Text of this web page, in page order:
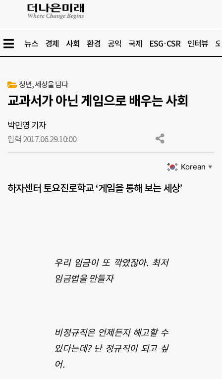
뉴스 경제 사회 환경 공익 국제 ESG·CSR 인터뷰
청년, 세상을 담다
교과서가 아닌 게임으로 배우는 사회
박민영 기자
입력 2017.06.29.10:00
Korean ▼
하자센터 토요진로학교 ‘게임을 통해 보는 세상’
우리 임금이 또 깍였잖아. 최저
임금법을 만들자
비정규직은 언제든지 해고할 수
있다는데? 난 정규직이 되고 싶
어.